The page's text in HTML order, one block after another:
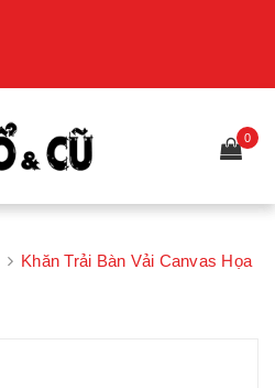
0
Khăn Trải Bàn Vải Canvas Họa